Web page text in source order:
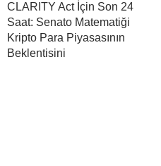
CLARITY Act İçin Son 24
Saat: Senato Matematiği
Kripto Para Piyasasının
Beklentisini